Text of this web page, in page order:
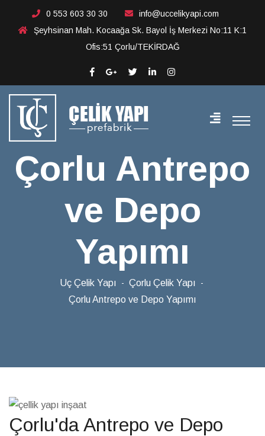
Çorlu Antrepo ve Depo
Yapımı
0 553 603 30 30
info@uccelikyapi.com
Şeyhsinan Mah. Kocaağa Sk. Bayol İş Merkezi No:11 K:1
Ofis:51 Çorlu/TEKİRDAĞ
Çorlu Antrepo
ve Depo
Yapımı
Uç Çelik Yapı
Çorlu Çelik Yapı
Çorlu Antrepo ve Depo Yapımı
Çorlu'da Antrepo ve Depo